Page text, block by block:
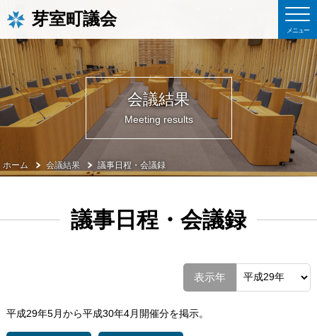
芽室町議会
会議結果
Meeting results
ホーム 会議結果 議事日程・会議録
議事日程・会議録
表示年
平成29年5月から平成30年4月開催分を掲示。